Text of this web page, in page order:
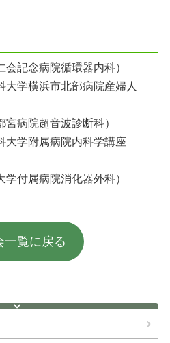
記念病院循環器内科）
学横浜市北部病院産婦人
病院超音波診断科）
学附属病院内科学講座
付属病院消化器外科）
一覧に戻る